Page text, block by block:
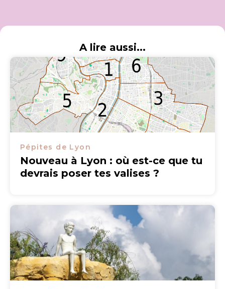
A lire aussi...
Pépites de Lyon
Nouveau à Lyon : où est-ce que tu
devrais poser tes valises ?